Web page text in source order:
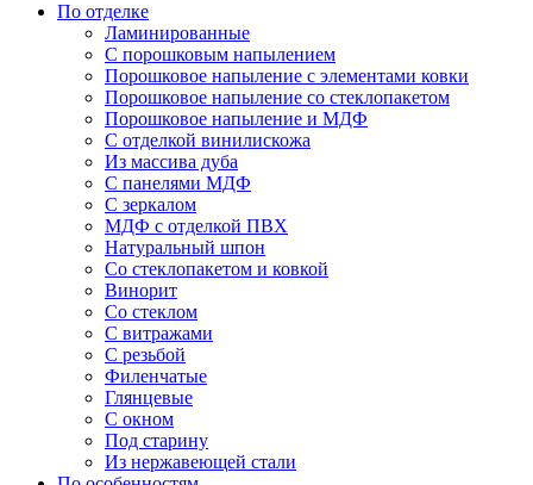
По отделке
Ламинированные
С порошковым напылением
Порошковое напыление с элементами ковки
Порошковое напыление со стеклопакетом
Порошковое напыление и МДФ
С отделкой винилискожа
Из массива дуба
С панелями МДФ
С зеркалом
МДФ с отделкой ПВХ
Натуральный шпон
Со стеклопакетом и ковкой
Винорит
Со стеклом
С витражами
С резьбой
Филенчатые
Глянцевые
С окном
Под старину
Из нержавеющей стали